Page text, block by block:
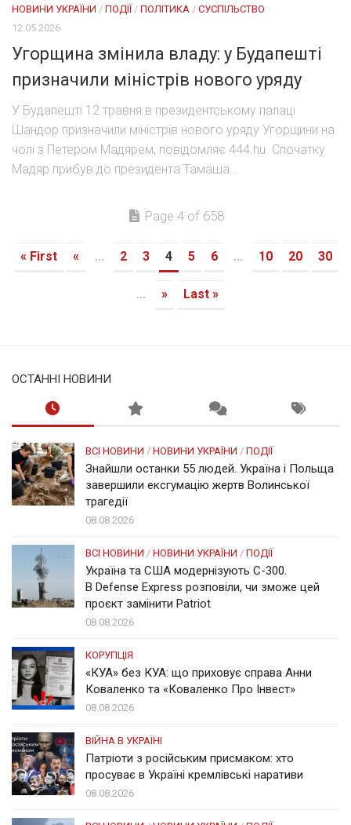
НОВИНИ УКРАЇНИ / ПОДІЇ / ПОЛІТИКА / СУСПІЛЬСТВО
12.05.2026
Угорщина змінила владу: у Будапешті
призначили міністрів нового уряду
У Будапешті 12 травня в президентському палаці
Шандор призначили міністрів нового уряду Угорщини на
чолі з Петером Мадярем, повідомляє 444.hu. Спочатку
Мадяр прибув до президента Тамаша...
Page 4 of 658
« First « ... 2 3 4 5 6 ... 10 20 30
... » Last »
ОСТАННІ НОВИНИ
ВСІ НОВИНИ / НОВИНИ УКРАЇНИ / ПОДІЇ
Знайшли останки 55 людей. Україна і Польща
завершили ексгумацію жертв Волинської
трагедії
08.08.2026
ВСІ НОВИНИ / НОВИНИ УКРАЇНИ / ПОДІЇ
Україна та США модернізують С-300.
В Defense Express розповіли, чи зможе цей
проєкт замінити Patriot
08.08.2026
КОРУПЦІЯ
«КУА» без КУА: що приховує справа Анни
Коваленко та «Коваленко Про Інвест»
08.08.2026
ВІЙНА В УКРАЇНІ
Патріоти з російським присмаком: хто
просуває в Україні кремлівські наративи
08.08.2026